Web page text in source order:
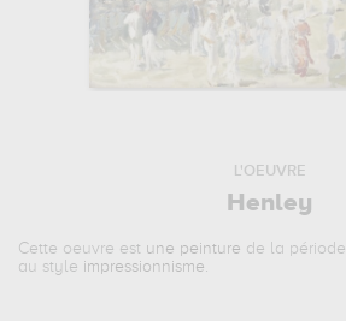
L'OEUVRE
Henley
Cette oeuvre est une peinture de la période
au style impressionnisme.